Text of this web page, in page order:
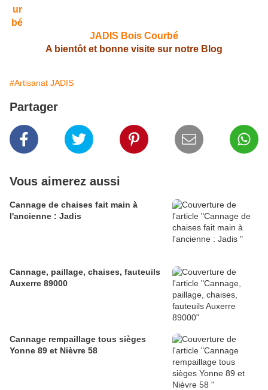
JADIS Bois Courbé
A bientôt et bonne visite sur notre Blog
#Artisanat JADIS
Partager
Vous aimerez aussi
Cannage de chaises fait main à
l'ancienne : Jadis
Cannage, paillage, chaises, fauteuils
Auxerre 89000
Cannage rempaillage tous sièges
Yonne 89 et Nièvre 58